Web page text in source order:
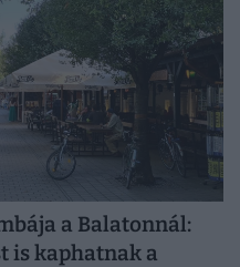
a Balatonnál:
is kaphatnak a